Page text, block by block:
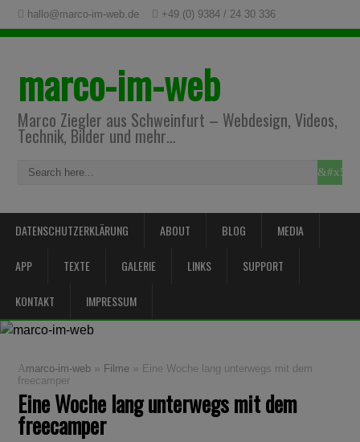
hallo@marco-im-web.de +49 (0) 9384 / 24 30 336
marco-im-web
Marco Ziegler aus Schweinfurt – Webdesign, Videos,
Technik, Bilder und mehr…
DATENSCHUTZERKLÄRUNG ABOUT BLOG MEDIA
APP TEXTE GALERIE LINKS SUPPORT
KONTAKT IMPRESSUM
marco-im-web » Filme » Eine Woche lang unterwegs mit dem
freecamper
Eine Woche lang unterwegs mit dem
freecamper